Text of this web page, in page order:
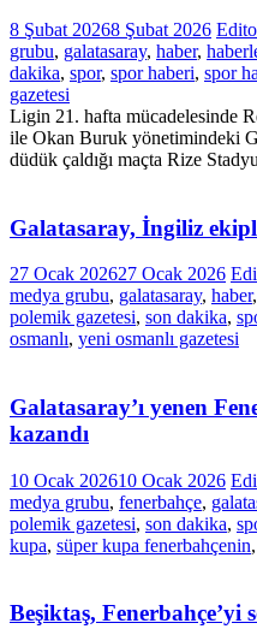
8 Şubat 20268 Şubat 2026
grubu, galatasaray, haber,
dakika, spor, spor haberi, spor
gazetesi
Ligin 21. hafta mücadelesinde
ile Okan Buruk yönetimindeki
düdük çaldığı maçta Rize
Galatasaray, İngiliz
27 Ocak 202627 Ocak 2026
medya grubu, galatasaray, haber,
polemik gazetesi, son dakika,
osmanlı, yeni osmanlı gazetesi
Galatasaray’ı yenen
kazandı
10 Ocak 202610 Ocak 2026
medya grubu, fenerbahçe,
polemik gazetesi, son dakika,
kupa, süper kupa fenerbahçenin,
Beşiktaş,